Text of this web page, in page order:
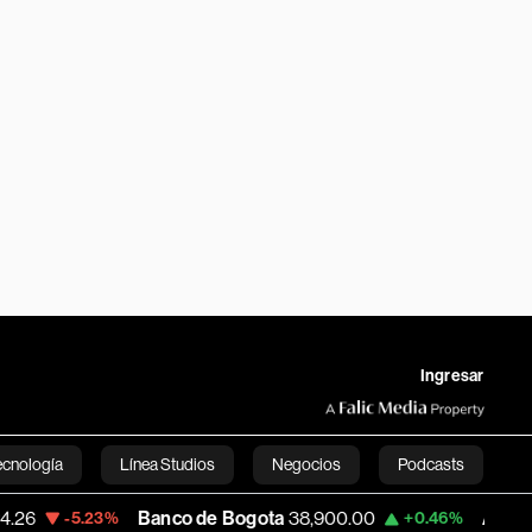
Ingresar
Línea Studios Negocios Podcasts
English
Banco de Bogota 38,900.00 +0.46% Apple 312.53